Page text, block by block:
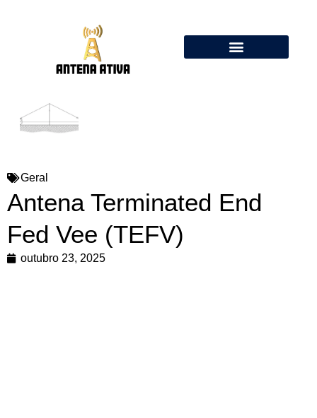
Geral
Antena Terminated End
Fed Vee (TEFV)
outubro 23, 2025